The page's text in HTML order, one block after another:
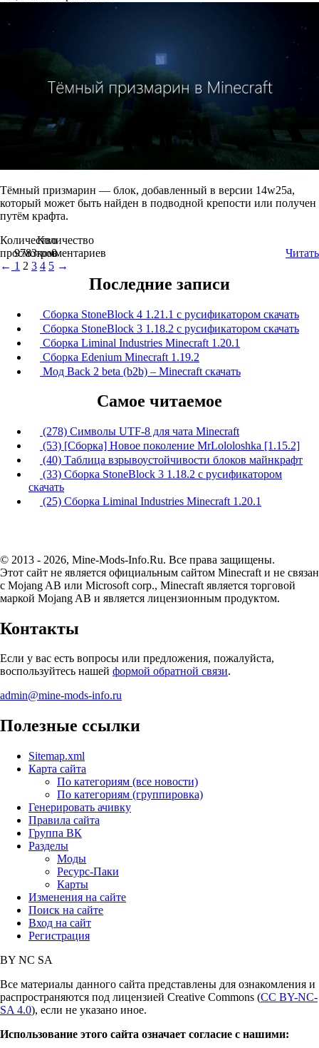
Тёмный призмарин — блок, добавленный в версии 14w25a,
который может быть найден в подводной крепости или получен
путём крафта.
Количество
просмотров
9783
Количество
комментариев
0
Читать
← 1 2 3 4 5 →
Последние записи
Сборка StoneBlock 4 1.21.1 с русификатором скачать
Сборка StoneBlock 3 1.18.2 с русификатором скачать
Сборка Liminal Industries Minecraft 1.20.1
Сборка Edenium Minecraft 1.19.2
Мод Back 2 beta (b2b) – Minecraft скачать
Самое читаемое
(278) Символы UTF-8 для чата Minecraft
(53) [Сборка] Новое поколение MrLololoshka [1.15.2]
(40) Таблица взрывоустойчивости блоков майнкрафт
(33) Сборка StoneBlock 3 1.18.2 с русификатором
скачать
(25) Сборка Liminal Industries Minecraft 1.20.1
© 2013 - 2026, Mine-Mods-Info.Ru. Все права защищены.
Этот сайт не является официальным сайтом Minecraft и не связан
с Mojang AB или Microsoft corp., Minecraft является торговой
маркой Mojang AB и является лицензионным продуктом.
Контакты
Если у вас есть вопросы или предложения, пожалуйста,
воспользуйтесь нашей формой обратной связи.
admin@mine-mods-info.ru
Полезные ссылки
Sitemap.xml
Карта сайта
По категориям (все новости)
По категориям (группировка)
Генерировать ачивку
Правила сайта
Группа ВК
Разделы
Моды
Ресурс-Паки
Карты
Изменения на сайте
Поиск на сайте
Вход на сайт
Регистрация
BY NC SA
Все материалы данного сайта представлены для ознакомления и
распространяются под лицензией Creative Commons (CC BY-NC-
SA 4.0), если не указано иное.
Использование этого сайта означает согласие с нашими: